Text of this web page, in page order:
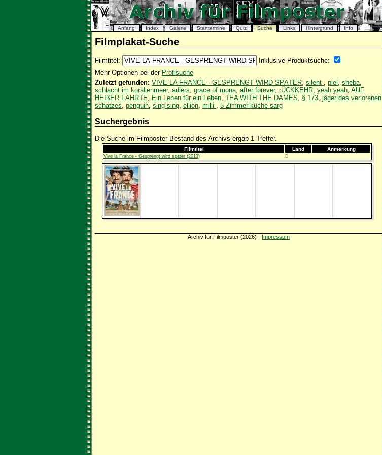
Anfang Index Galerie Starttermine Quiz Suche Links Hintergrund Info
Filmplakat-Suche
Filmtitel:
Inklusive Produktsuche:
Mehr Optionen bei der Profisuche
Zuletzt gefunden: VIVE LA FRANCE - GESPRENGT WIRD SPÄTER, silent , piel , sheba,
schlacht im korallenmeer, adlers, grace of mona, after forever, rÜCKKEHR, yeah yeah, AUF
HEIßER FÄHRTE, Ein Leben für ein Leben, TEA WITH THE DAMES, § 173, jäger des verlorenen
schatzes, penguin, sing-sing, ellion, milli , 5 Zimmer küche sarg
Suchergebnis
Die Suche im Filmposter-Bestand des Archivs ergab 1 Treffer.
Filmtitel Land Anmerkung
Vive la France - Gesprengt wird später (2013) D
Archiv für Filmposter (2026) - Impressum